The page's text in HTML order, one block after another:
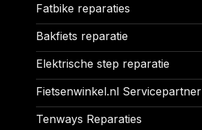
Fatbike reparaties
Bakfiets reparatie
Elektrische step reparatie
Fietsenwinkel.nl Servicepartner
Tenways Reparaties